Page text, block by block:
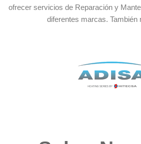
ofrecer servicios de Reparación y
diferentes marcas. También